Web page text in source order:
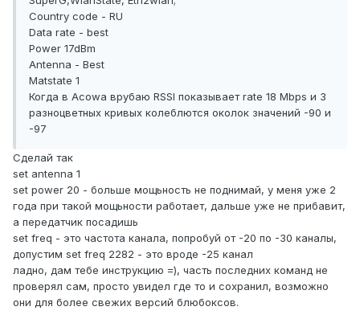
Country code - RU
Data rate - best
Power 17dBm
Antenna - Best
Matstate 1
Когда в Acowa врубаю RSSI показывает rate 18 Mbps и 3
разноцветных кривых колеблются околок значений -90 и
-97
Сделай так
set antenna 1
set power 20 - больше мощьность не поднимай, у меня уже 2
года при такой мощьности работает, дальше уже не прибавит,
а передатчик посадишь
set freq - это частота канала, попробуй от -20 по -30 каналы,
допустим set freq 2282 - это вроде -25 канал
ладно, дам тебе инструкцию =), часть последних команд не
проверял сам, просто увидел где то и сохранил, возможно
они для более свежих версий блюбоксов.